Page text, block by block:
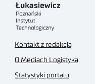
Kontakt z redakcją
O Mediach Logistyka
Statystyki portalu